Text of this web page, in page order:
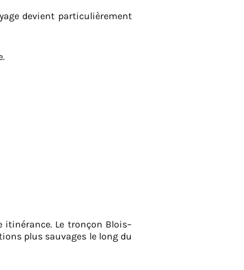
devient particulièrement
Le tronçon Blois–
plus sauvages le long du